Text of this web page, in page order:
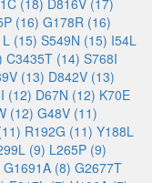
(18) D816V (17)
(16) G178R (16)
(15) S549N (15) I54L
C3435T (14) S768I
(13) D842V (13)
(12) D67N (12) K70E
(12) G48V (11)
R192G (11) Y188L
(9) L265P (9)
G1691A (8) G2677T